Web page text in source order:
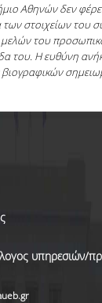
Αθηνών δεν
στοιχείων του
του
του. Η ευθύνη
υπηρεσιών/